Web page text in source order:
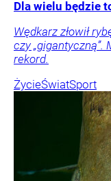
Dla wielu będzie
Wędkarz złowił
czy „gigantyczną”.
rekord.
ŻycieŚwiatSport